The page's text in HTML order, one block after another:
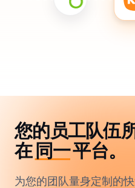
您的员工队伍
在同一平台。
为您的团队量身定制的